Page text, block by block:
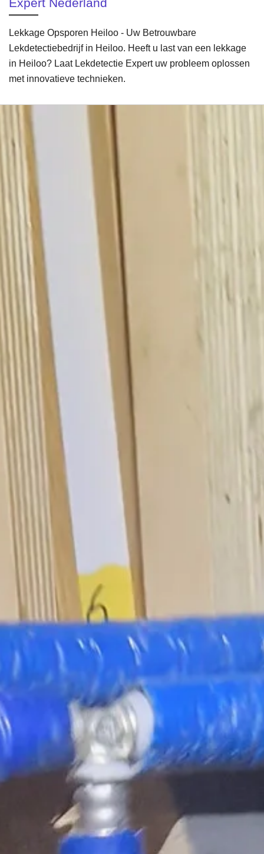
Lekkage Opsporen Heiloo - Uw Betrouwbare
Lekdetectiebedrijf in Heiloo. Heeft u last van een lekkage
in Heiloo? Laat Lekdetectie Expert uw probleem oplossen
met innovatieve technieken.